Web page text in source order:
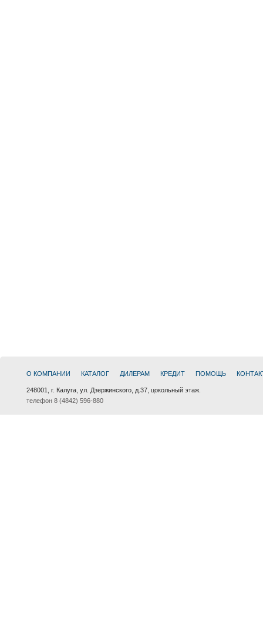
О КОМПАНИИ КАТАЛОГ ДИЛЕРАМ КРЕДИТ ПОМОЩЬ
248001, г. Калуга, ул. Дзержинского, д.37, цокольный этаж.
телефон 8 (4842) 596-880